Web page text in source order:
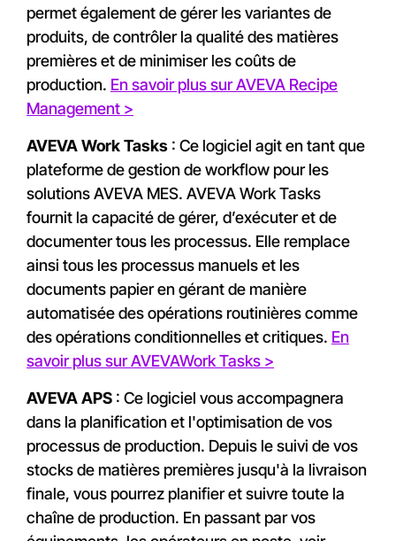
permet également de gérer les variantes de
produits, de contrôler la qualité des matières
premières et de minimiser les coûts de
production. En savoir plus sur AVEVA Recipe
Management >
AVEVA Work Tasks : Ce logiciel agit en tant que
plateforme de gestion de workflow pour les
solutions AVEVA MES. AVEVA Work Tasks
fournit la capacité de gérer, d’exécuter et de
documenter tous les processus. Elle remplace
ainsi tous les processus manuels et les
documents papier en gérant de manière
automatisée des opérations routinières comme
des opérations conditionnelles et critiques. En
savoir plus sur AVEVAWork Tasks >
AVEVA APS : Ce logiciel vous accompagnera
dans la planification et l'optimisation de vos
processus de production. Depuis le suivi de vos
stocks de matières premières jusqu'à la livraison
finale, vous pourrez planifier et suivre toute la
chaîne de production. En passant par vos